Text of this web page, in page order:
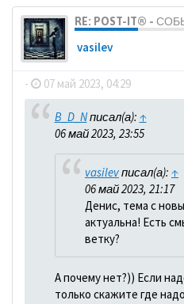
RE: POST-IT® -
vasilev
- 07 май 2023, 04:29
B_D_Nписал(а): ↑
06 май 2023, 23:55
vasilevписал(а): ↑
06 май 2023, 21:17
Денис, тема с
актуальна! Есть
ветку?
А почему нет?)) Если
только скажите где